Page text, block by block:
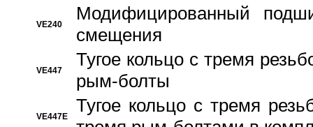
VE240
Модифицированный
смещения
VE447
Тугое кольцо с тремя
рым-болты
VE447E
Тугое кольцо с тремя